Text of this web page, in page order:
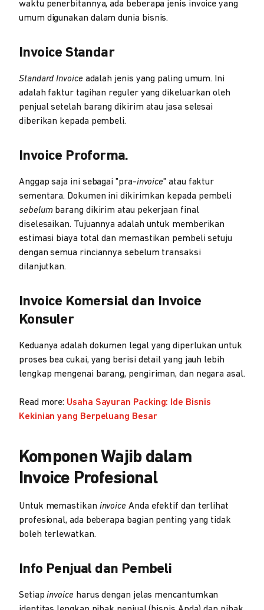
waktu penerbitannya, ada beberapa jenis invoice yang
umum digunakan dalam dunia bisnis.
Invoice Standar
Standard Invoice adalah jenis yang paling umum. Ini
adalah faktur tagihan reguler yang dikeluarkan oleh
penjual setelah barang dikirim atau jasa selesai
diberikan kepada pembeli.
Invoice Proforma.
Anggap saja ini sebagai "pra-invoice" atau faktur
sementara. Dokumen ini dikirimkan kepada pembeli
sebelum barang dikirim atau pekerjaan final
diselesaikan. Tujuannya adalah untuk memberikan
estimasi biaya total dan memastikan pembeli setuju
dengan semua rinciannya sebelum transaksi
dilanjutkan.
Invoice Komersial dan Invoice
Konsuler
Keduanya adalah dokumen legal yang diperlukan untuk
proses bea cukai, yang berisi detail yang jauh lebih
lengkap mengenai barang, pengiriman, dan negara asal.
Read more: Usaha Sayuran Packing: Ide Bisnis
Kekinian yang Berpeluang Besar
Komponen Wajib dalam
Invoice Profesional
Untuk memastikan invoice Anda efektif dan terlihat
profesional, ada beberapa bagian penting yang tidak
boleh terlewatkan.
Info Penjual dan Pembeli
Setiapinvoice harus dengan jelas mencantumkan